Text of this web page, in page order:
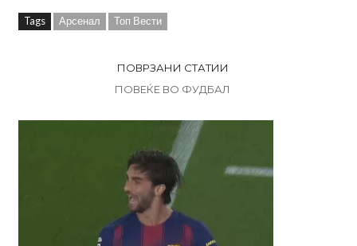
Tags Арсенал Топ Вести
ПОВРЗАНИ СТАТИИ
ПОВЕЌЕ ВО ФУДБАЛ